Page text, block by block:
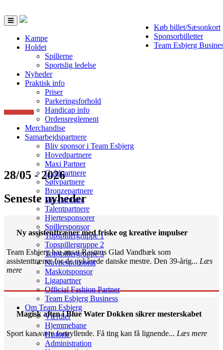
Køb billet/Sæsonkort
Sponsorbilletter
Team Esbjerg
Toggle
navigation
Kampe
Holdet
Spillerne
Sportslig ledelse
Nyheder
Praktisk info
Priser
Parkeringsforhold
Handicap info
Ordensreglement
Merchandise
Samarbejdspartnere
Bliv sponsor i Team Esbjerg
Hovedpartnere
Maxi Partner
Guldpartnere
Sølvpartnere
Bronzepartnere
Vip-partnere
Talentpartnere
Hjertesponsorer
Spillersponsor
Topspillergruppe 1
Topspillergruppe 2
Topspillergruppe 3
Navnesponsorat
Maskotsponsor
Ligapartner
Official Fashion Partner
Team Esbjerg Business
Om Team Esbjerg
Værdier
Hjemmebane
Historie
Administration
28/05 - 2026
Seneste nyheder
Ny assistenttræner med friske og kreative impulser
Team Esbjerg har ansat Rasmus Glad Vandbæk som
assistenttræner for de nykårede danske mestre. Den 39-årig... Læs
mere
Magisk aften i Blue Water Dokken sikrer mesterskabet
Sport kan være fortryllende. Få ting kan få lignende... Læs mere